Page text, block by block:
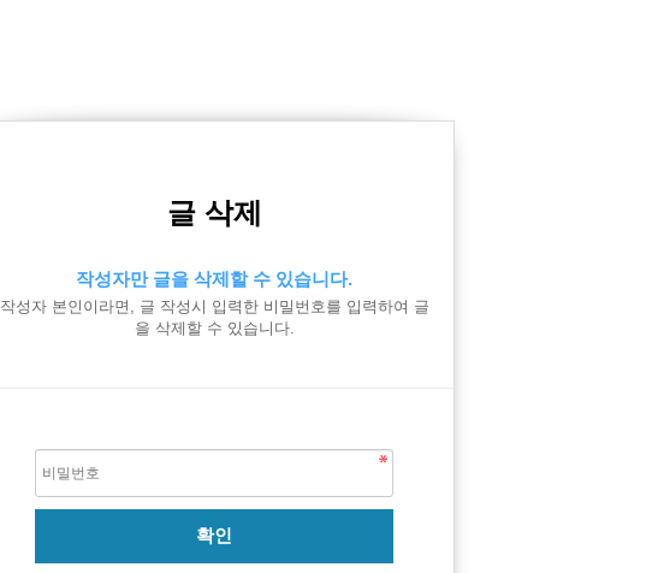
글 삭제
작성자만 글을 삭제할 수 있습니다.
작성자 본인이라면, 글 작성시 입력한 비밀번호를 입력하여 글
을 삭제할 수 있습니다.